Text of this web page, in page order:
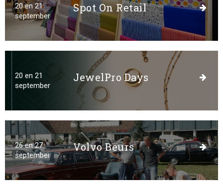
Ik wil een evenement organiseren
Meer informatie
Ik exposeer op deze locatie
Meer informatie
Ik wil de plattegrond van de locatie
bekijken
Meer informatie
20 en 21
september
Spot On Retail
20 en 21
september
JewelPro Days
26 en 27
september
Volvo Beurs